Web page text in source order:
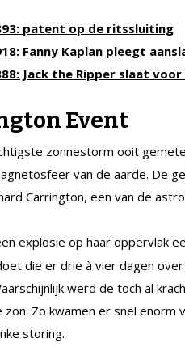
patent op de ritssluiting
Fanny Kaplan pleegt
Jack the Ripper slaat
Event
zonnestorm ooit
van de aarde. De
Carrington, een van de
explosie op haar oppervlak
die er drie à vier dagen
werd de toch al
Zo kwamen er snel
storing.